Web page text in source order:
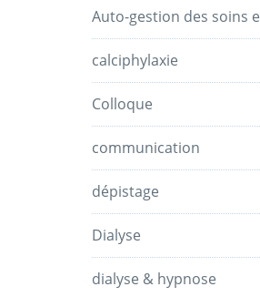
Auto-gestion des soins
calciphylaxie
Colloque
communication
dépistage
Dialyse
dialyse & hypnose